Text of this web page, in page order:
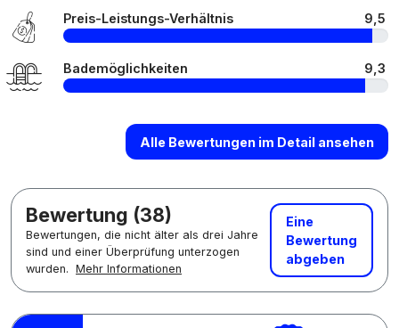
Preis-Leistungs-Verhältnis 9,5
Bademöglichkeiten 9,3
Alle Bewertungen im Detail ansehen
Bewertung (38)
Bewertungen, die nicht älter als drei Jahre
sind und einer Überprüfung unterzogen
wurden. Mehr Informationen
Eine
Bewertung
abgeben